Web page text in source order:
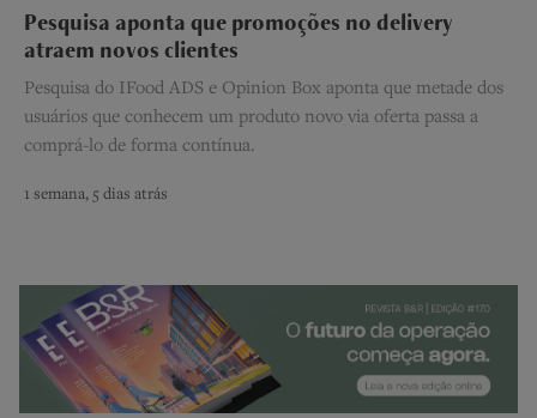
Pesquisa aponta que promoções no delivery
atraem novos clientes
Pesquisa do IFood ADS e Opinion Box aponta que metade dos
usuários que conhecem um produto novo via oferta passa a
comprá-lo de forma contínua.
1 semana, 5 dias atrás